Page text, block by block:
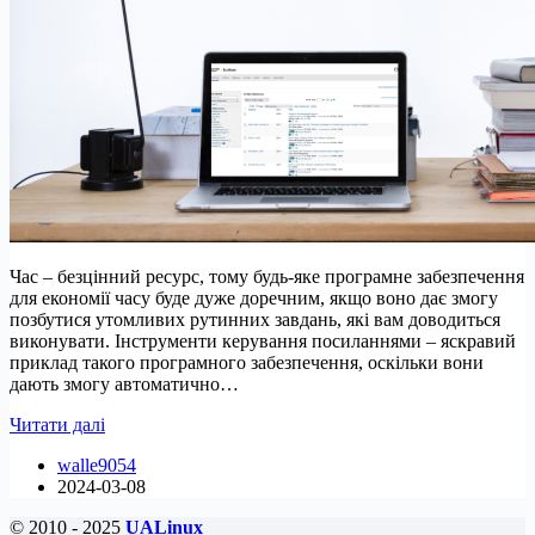
Час – безцінний ресурс, тому будь-яке програмне забезпечення
для економії часу буде дуже доречним, якщо воно дає змогу
позбутися утомливих рутинних завдань, які вам доводиться
виконувати. Інструменти керування посиланнями – яскравий
приклад такого програмного забезпечення, оскільки вони
дають змогу автоматично…
Читати далі
програм
для
посиланнями
walle9054
2024-03-08
© 2010 - 2025 UALinux